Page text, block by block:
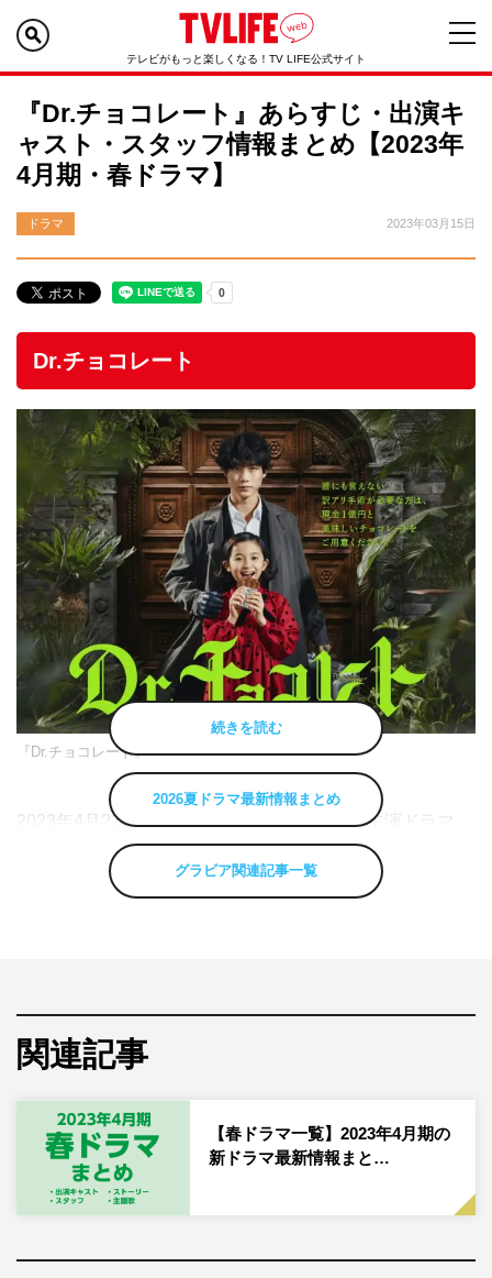
テレビがもっと楽しくなる！TV LIFE公式サイト
『Dr.チョコレート』あらすじ・出演キ
ャスト・スタッフ情報まとめ【2023年
4月期・春ドラマ】
ドラマ 2023年03月15日
Dr.チョコレート
『Dr.チョコレート』
2023年4月22日（土）スタートの坂口健太郎主演ドラマ
『Dr.チョコレート』のあらすじ・出演キャスト・スタッ
フなどの最新情報まとめ。【随時更新】
毎週土曜 午後10時～
『Dr.チョコレート』関連記事・最新情報一覧
『Dr.チョコレート』あらすじ
続きを読む
2026夏ドラマ最新情報まとめ
グラビア関連記事一覧
関連記事
【春ドラマ一覧】2023年4月期の
新ドラマ最新情報まと…